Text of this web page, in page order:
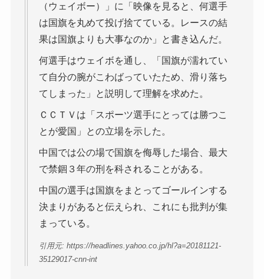
（ウェイボー）」に「映像を見ると、何選手
は国旗を丸めて投げ捨てている。レースの結
果は国旗よりも大事なのか」と書き込んだ。
何選手はウェイボを通し、「国旗が濡れてい
て自分の腕がこわばっていたため、滑り落ち
てしまった」と説明して理解を求めた。
ＣＣＴＶは「スポーツ選手にとっては勝つこ
とが愛国」との立場を示した。
中国では公の場で国旗を侮辱した場合、最大
で禁錮３年の刑を科されることがある。
中国の選手は国旗をまとってゴールインする
決まりがあると伝えられ、これにも批判が集
まっている。
引用元: https://headlines.yahoo.co.jp/hl?a=20181121-
35129017-cnn-int